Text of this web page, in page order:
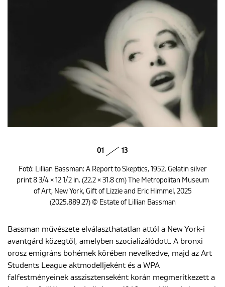
01 13
Fotó: Lillian Bassman: A Report to Skeptics, 1952. Gelatin silver
print 8 3/4 × 12 1/2 in. (22.2 × 31.8 cm) The Metropolitan Museum
of Art, New York, Gift of Lizzie and Eric Himmel, 2025
(2025.889.27) © Estate of Lillian Bassman
Bassman művészete elválaszthatatlan attól a New York-i
avantgárd közegtől, amelyben szocializálódott. A bronxi
orosz emigráns bohémek körében nevelkedve, majd az Art
Students League aktmodelljeként és a WPA
falfestményeinek asszisztenseként korán megmerítkezett a